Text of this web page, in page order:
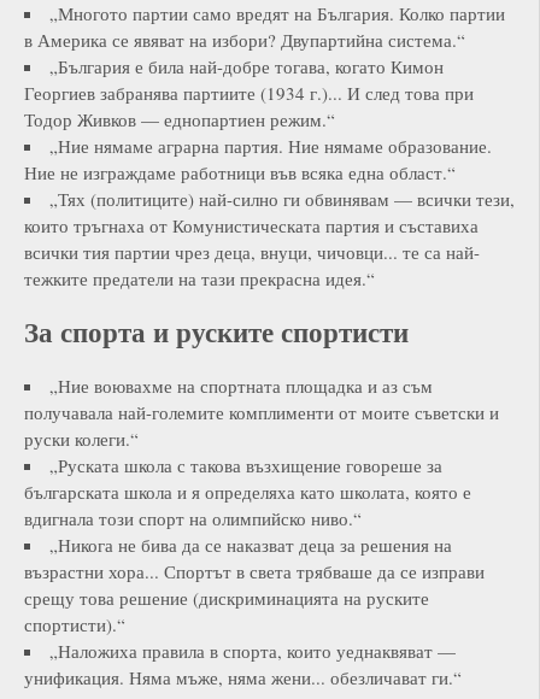
„Многото партии само вредят на България. Колко партии
в Америка се явяват на избори? Двупартийна система.“
„България е била най-добре тогава, когато Кимон
Георгиев забранява партиите (1934 г.)... И след това при
Тодор Живков — еднопартиен режим.“
„Ние нямаме аграрна партия. Ние нямаме образование.
Ние не изграждаме работници във всяка една област.“
„Тях (политиците) най-силно ги обвинявам — всички тези,
които тръгнаха от Комунистическата партия и съставиха
всички тия партии чрез деца, внуци, чичовци... те са най-
тежките предатели на тази прекрасна идея.“
За спорта и руските спортисти
„Ние воювахме на спортната площадка и аз съм
получавала най-големите комплименти от моите съветски и
руски колеги.“
„Руската школа с такова възхищение говореше за
българската школа и я определяха като школата, която е
вдигнала този спорт на олимпийско ниво.“
„Никога не бива да се наказват деца за решения на
възрастни хора... Спортът в света трябваше да се изправи
срещу това решение (дискриминацията на руските
спортисти).“
„Наложиха правила в спорта, които уеднаквяват —
унификация. Няма мъже, няма жени... обезличават ги.“